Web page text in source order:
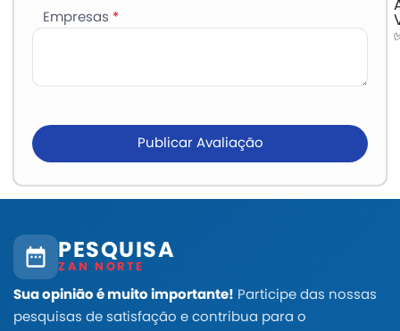
Empresas *
Publicar Avaliação
PESQUISA
ZAN NORTE
Sua opinião é muito importante! Participe das nossas
pesquisas de satisfação e contribua para o